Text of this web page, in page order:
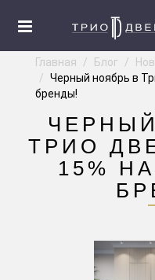
Главная Блог
Черный ноябрь в
бренды!
ТРИО
15%